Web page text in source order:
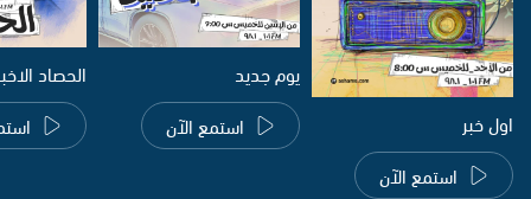
اول خبر
استمع الآن
يوم جديد
استمع الآن
الحصاد